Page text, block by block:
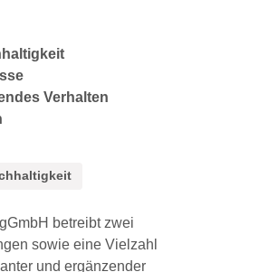
Verhalten
betreibt zwei
sowie eine Vielzahl
und ergänzender